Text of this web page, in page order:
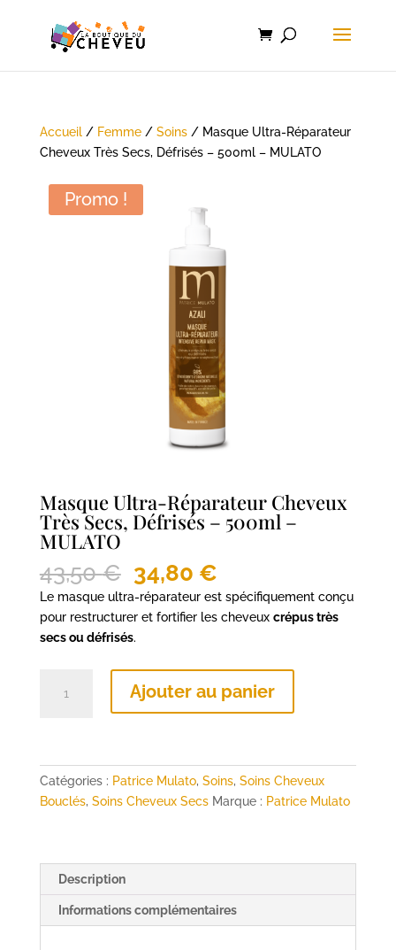
Accueil/ Femme/ Soins/ Masque Ultra-Réparateur
Cheveux Très Secs, Défrisés – 500ml – MULATO
Promo !
Masque Ultra-Réparateur Cheveux
Très Secs, Défrisés – 500ml –
MULATO
43,50€ Le
prix
initial
était :
34,80 €Le
prix
actuel
Le masque ultra-réparateur est spécifiquement conçu
pour restructurer et fortifier les cheveux crépus très
secs ou défrisés.
Cheveux
Très
-
500ml
MULATO
Ajouter au panier
Catégories : Patrice Mulato, Soins, Soins Cheveux
Bouclés, Soins Cheveux Secs Marque : Patrice Mulato
Description
Informations complémentaires